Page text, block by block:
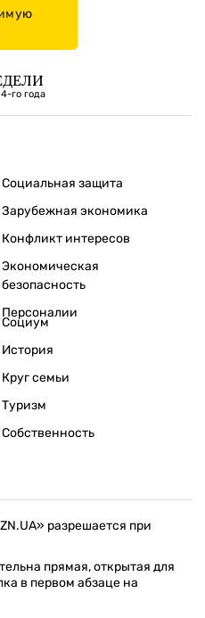
го года
Социальная защита
Зарубежная экономика
Конфликт интересов
Экономическая
безопасность
Персоналии
Социум
История
Круг семьи
Туризм
Собственность
разрешается при
прямая, открытая для
в первом абзаце на